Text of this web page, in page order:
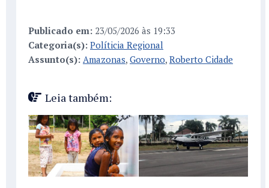
Publicado em: 23/05/2026 às 19:33
Categoria(s): Políticia Regional
Assunto(s): Amazonas, Governo, Roberto Cidade
Leia também: